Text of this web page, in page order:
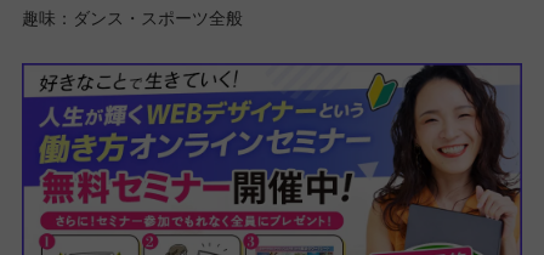
趣味：ダンス・スポーツ全般